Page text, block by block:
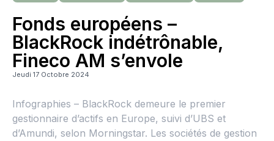
Fonds européens –
BlackRock indétrônable,
Fineco AM s’envole
Jeudi 17 Octobre 2024
Infographies – BlackRock demeure le premier
gestionnaire d’actifs en Europe, suivi d’UBS et
d’Amundi, selon Morningstar. Les sociétés de gestion